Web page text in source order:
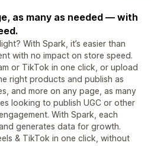
as many as needed — with
With Spark, it’s easier than
with no impact on store speed.
or TikTok in one click, or upload
right products and publish as
and more on any page, as many
looking to publish UGC or other
With Spark, each
generates data for growth.
& TikTok in one click, without